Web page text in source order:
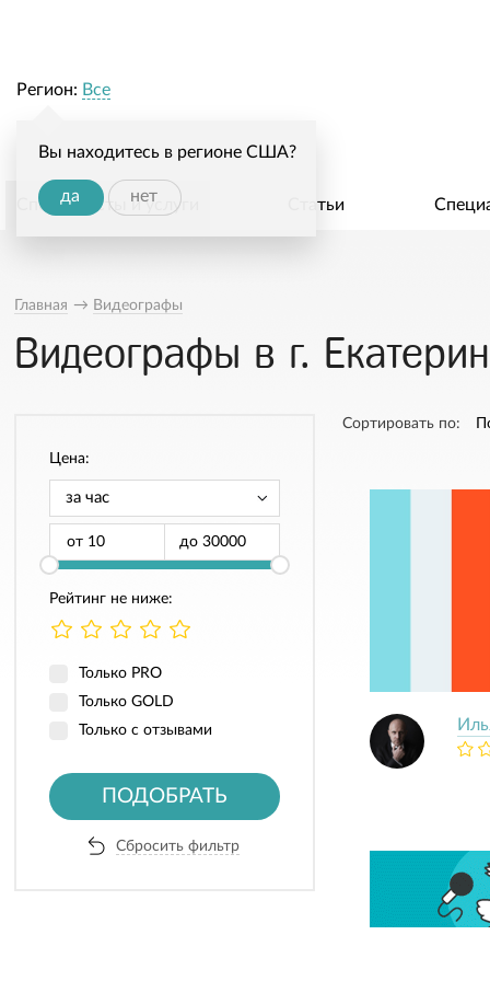
Регион: Все
Вы находитесь в регионе США?
да нет
Специалисты и услуги Статьи
Главная → Видеографы
Видеографы в г.
Цена:
от до
Рейтинг не ниже:
Только PRO
Только GOLD
Только с отзывами
ПОДОБРАТЬ
Сбросить фильтр
Сортировать по: